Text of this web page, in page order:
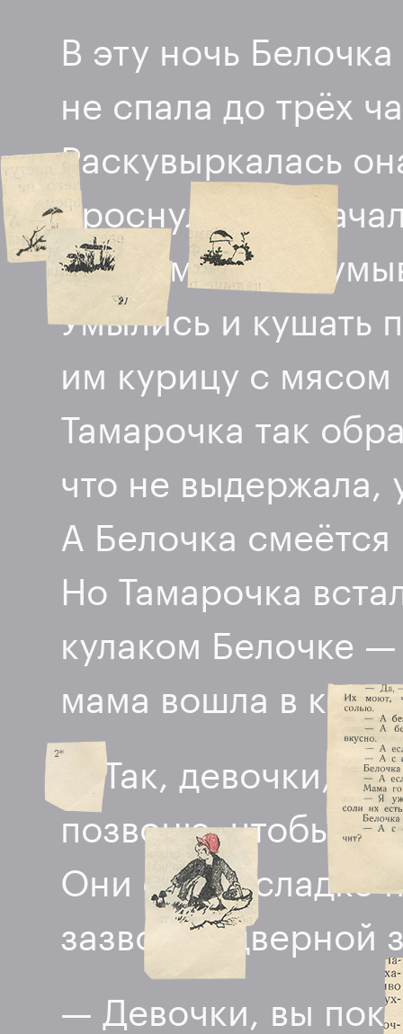
В эту ночь
не спала до трёх
Раскувыркалась
проснулись и
а потом пошли
Умылись и кушать
им курицу с
Тамарочка так
что не выдержала,
А Белочка
Но Тамарочка
кулаком Белочке
мама вошла в
— Так, девочки,
позвоню, чтобы
Они очень сладко
зазвонил дверной
— Девочки, вы